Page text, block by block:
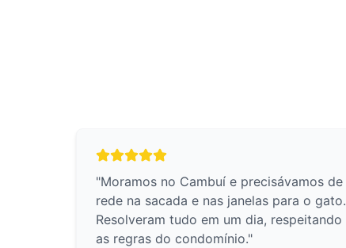
"Moramos no Cambuí e precisávamos de
rede na sacada e nas janelas para o gato.
Resolveram tudo em um dia, respeitando
as regras do condomínio."